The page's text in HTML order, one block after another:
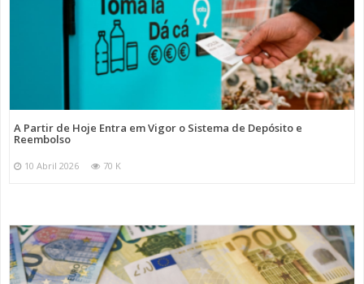
A Partir de Hoje Entra em Vigor o Sistema de Depósito e
Reembolso
10 Abril 2026 70 K